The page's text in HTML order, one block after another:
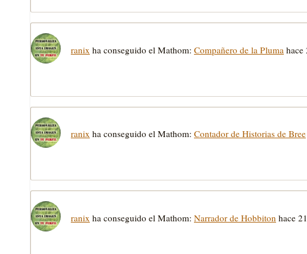
ranix ha conseguido el Mathom: Compañero de la Pluma hace
ranix ha conseguido el Mathom: Contador de Historias de Bree
ranix ha conseguido el Mathom: Narrador de Hobbiton hace